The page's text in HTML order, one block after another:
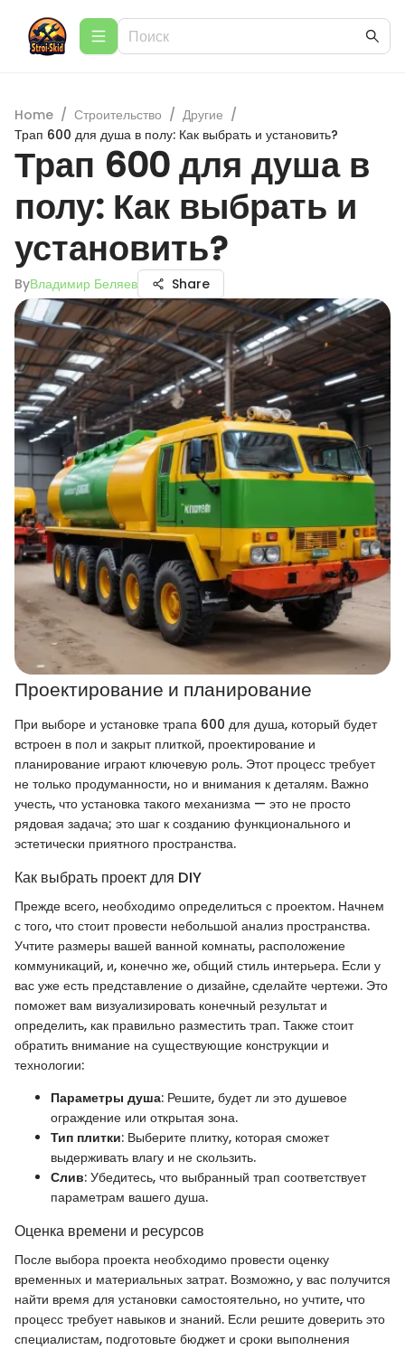
Home / Строительство / Другие /
Трап 600 для душа в полу: Как выбрать и установить?
Трап 600 для душа в
полу: Как выбрать и
установить?
ByВладимир Беляев Share
Проектирование и планирование
При выборе и установке трапа 600 для душа, который будет
встроен в пол и закрыт плиткой, проектирование и
планирование играют ключевую роль. Этот процесс требует
не только продуманности, но и внимания к деталям. Важно
учесть, что установка такого механизма — это не просто
рядовая задача; это шаг к созданию функционального и
эстетически приятного пространства.
Как выбрать проект для DIY
Прежде всего, необходимо определиться с проектом. Начнем
с того, что стоит провести небольшой анализ пространства.
Учтите размеры вашей ванной комнаты, расположение
коммуникаций, и, конечно же, общий стиль интерьера. Если у
вас уже есть представление о дизайне, сделайте чертежи. Это
поможет вам визуализировать конечный результат и
определить, как правильно разместить трап. Также стоит
обратить внимание на существующие конструкции и
технологии:
Параметры душа: Решите, будет ли это душевое
ограждение или открытая зона.
Тип плитки: Выберите плитку, которая сможет
выдерживать влагу и не скользить.
Слив: Убедитесь, что выбранный трап соответствует
параметрам вашего душа.
Оценка времени и ресурсов
После выбора проекта необходимо провести оценку
временных и материальных затрат. Возможно, у вас получится
найти время для установки самостоятельно, но учтите, что
процесс требует навыков и знаний. Если решите доверить это
специалистам, подготовьте бюджет и сроки выполнения